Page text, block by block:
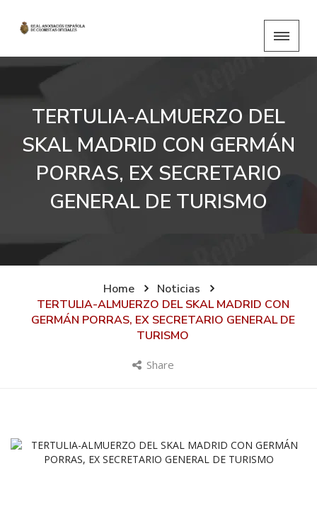
TERTULIA-ALMUERZO DEL
SKAL MADRID CON GERMÁN
PORRAS, EX SECRETARIO
GENERAL DE TURISMO
Home
Noticias
TERTULIA-ALMUERZO DEL SKAL MADRID CON
GERMÁN PORRAS, EX SECRETARIO GENERAL DE
TURISMO
Share